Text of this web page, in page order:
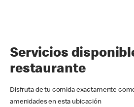
Servicios
restaurante
Disfruta de tu comida exactamente
amenidades en esta ubicación